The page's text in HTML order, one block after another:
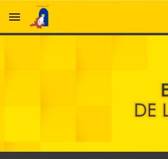
Skip to main content